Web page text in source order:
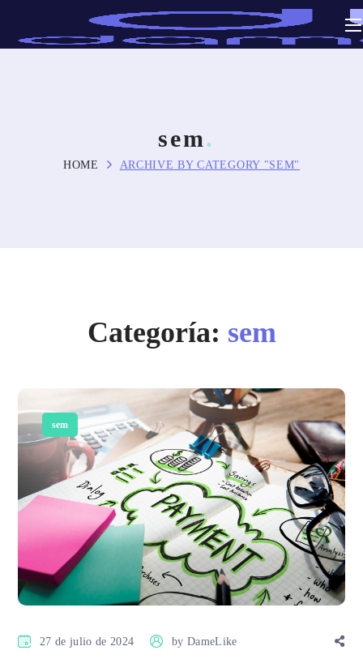
sem
HOME ARCHIVE BY CATEGORY "SEM"
Categoría: sem
sem
27 de julio de 2024 by DameLike